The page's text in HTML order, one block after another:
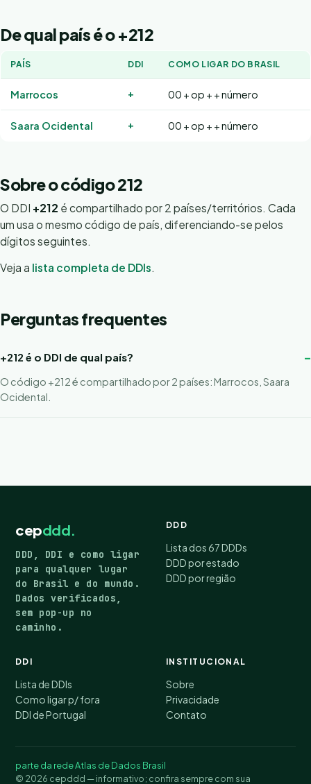
De qual país é o +212
PAÍS DDI COMO LIGAR DO BRASIL
Marrocos + 00 + op + + número
Saara Ocidental + 00 + op + + número
Sobre o código 212
O DDI +212 é compartilhado por 2 países/territórios. Cada
um usa o mesmo código de país, diferenciando-se pelos
dígitos seguintes.
Veja a lista completa de DDIs.
Perguntas frequentes
+212 é o DDI de qual país?
O código +212 é compartilhado por 2 países: Marrocos, Saara
Ocidental.
cepddd.
DDD, DDI e como ligar
para qualquer lugar
do Brasil e do mundo.
Dados verificados,
sem pop-up no
caminho.
DDD
Lista dos 67 DDDs
DDD por estado
DDD por região
DDI
Lista de DDIs
Como ligar p/ fora
DDI de Portugal
INSTITUCIONAL
Sobre
Privacidade
Contato
parte da rede Atlas de Dados Brasil
© 2026 cepddd — informativo; confira sempre com sua